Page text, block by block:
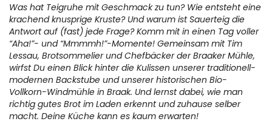
Was hat Teigruhe mit Geschmack zu tun? Wie entsteht eine
krachend knusprige Kruste? Und warum ist Sauerteig die
Antwort auf (fast) jede Frage? Komm mit in einen Tag voller
“Aha!”- und “Mmmmh!”-Momente! Gemeinsam mit Tim
Lessau, Brotsommelier und Chefbäcker der Braaker Mühle,
wirfst Du einen Blick hinter die Kulissen unserer traditionell-
modernen Backstube und unserer historischen Bio-
Vollkorn-Windmühle in Braak. Und lernst dabei, wie man
richtig gutes Brot im Laden erkennt und zuhause selber
macht. Deine Küche kann es kaum erwarten!